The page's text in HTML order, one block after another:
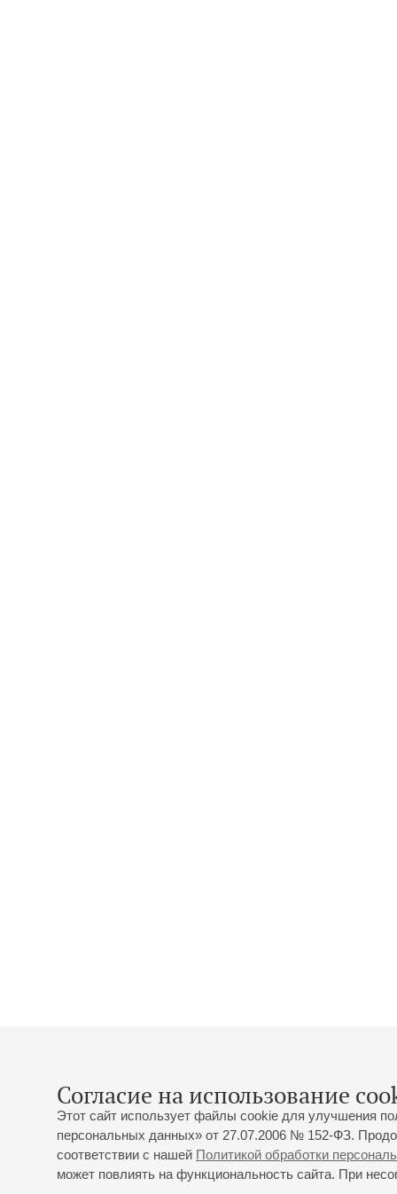
Согласие на использование
Этот сайт использует файлы cookie для улучшения
персональных данных» от 27.07.2006 № 152-ФЗ.
соответствии с нашей Политикой обработки
может повлиять на функциональность сайта. При